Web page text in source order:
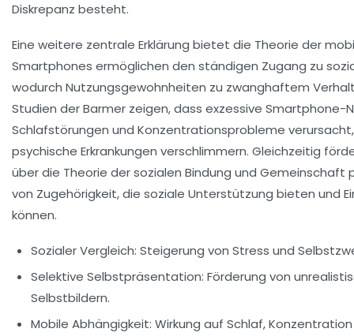
Diskrepanz besteht.
Eine weitere zentrale Erklärung bietet die Theorie der
Smartphones ermöglichen den ständigen Zugang zu
wodurch Nutzungsgewohnheiten zu zwanghaftem
Studien der Barmer zeigen, dass exzessive Smartphone-
Schlafstörungen und Konzentrationsprobleme
psychische Erkrankungen verschlimmern. Gleichzeitig
über die Theorie der sozialen Bindung und Gemeinschaft
von Zugehörigkeit, die soziale Unterstützung bieten und
können.
Sozialer Vergleich: Steigerung von Stress und
Selektive Selbstpräsentation: Förderung von
Selbstbildern.
Mobile Abhängigkeit: Wirkung auf Schlaf,